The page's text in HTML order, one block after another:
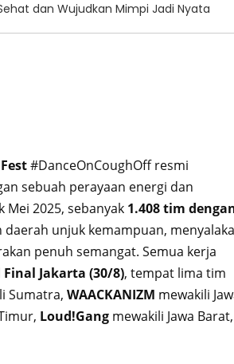
dan Wujudkan Mimpi Jadi Nyata
#DanceOnCoughOff resmi
sebuah perayaan energi dan
Mei 2025, sebanyak 1.408 tim
unjuk kemampuan,
penuh semangat. Semua kerja
Final Jakarta (30/8), tempat lima tim
Sumatra, WAACKANIZM mewakili
Loud!Gang mewakili Jawa Barat,